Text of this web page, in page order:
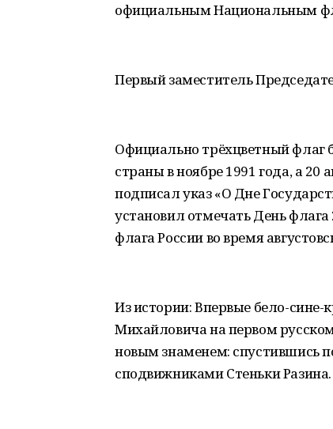
официальным Национальным
Первый заместитель
Официально трёхцветный флаг
страны в ноябре 1991 года, а 20
подписал указ «О Дне
установил отмечать День флага
флага России во время
Из истории: Впервые бело-
Михайловича на первом
новым знаменем: спустившись
сподвижниками Стеньки Разина.